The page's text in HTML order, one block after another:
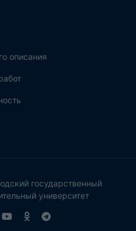
описания
государственный
университет